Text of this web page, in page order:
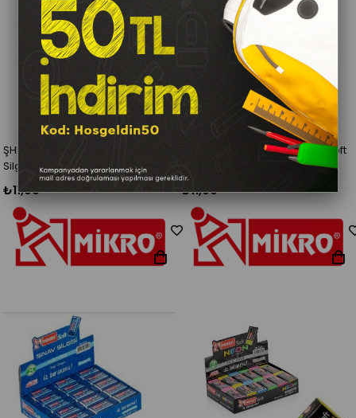
ŞHN Mikro 2B-24P (Pastel) Soft
Silgi (1 Adet)
₺11,00
ŞHN Mikro 2B-30Rd (Kırmızı) Soft
₺11,00